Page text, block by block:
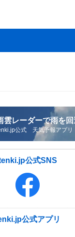
雲レーダーで雨を回
公式 天気予報アプリ
公式SNS
公式アプリ